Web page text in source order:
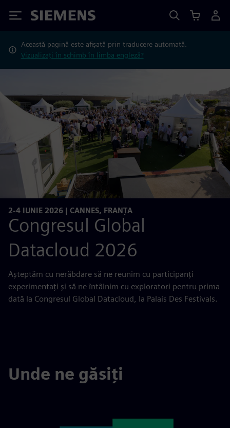
Siemens
Această pagină este afișată prin traducere automată.
Vizualizați în schimb în limba engleză?
2-4 IUNIE 2026 | CANNES, FRANȚA
Congresul Global
Datacloud 2026
Așteptăm cu nerăbdare să ne reunim cu participanți
experimentați și să ne întâlnim cu exploratori pentru prima
dată la Congresul Global Datacloud, la Palais Des Festivals.
Unde ne găsiți